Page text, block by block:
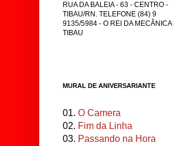
RUA DA BALEIA - 63 - CENTRO -
TIBAU/RN. TELEFONE (84) 9
9135/5984 - O REI DA MECÂNICA
TIBAU
MURAL DE ANIVERSARIANTE
01. O Camera
02. Fim da Linha
03. Passando na Hora